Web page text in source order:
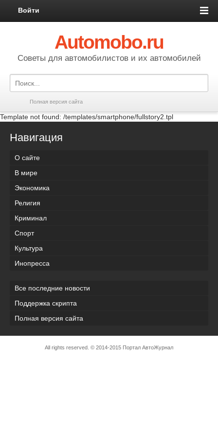
Войти
Automobo.ru
Cоветы для автомобилистов и их автомобилей
Полная версия сайта
Template not found: /templates/smartphone/fullstory2.tpl
Навигация
О сайте
В мире
Экономика
Религия
Криминал
Спорт
Культура
Инопресса
Все последние новости
Поддержка скрипта
Полная версия сайта
All rights reserved. © 2014-2015 Портал АвтоЖурнал